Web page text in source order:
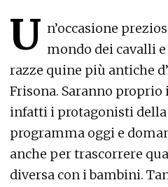
U n’occasione
mondo dei cavalli
razze quine più antiche
Frisona. Saranno proprio
infatti i protagonisti
programma oggi e
anche per trascorrere
diversa con i bambini.